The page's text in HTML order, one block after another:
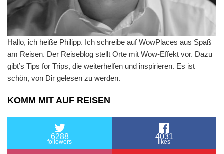
Hallo, ich heiße Philipp. Ich schreibe auf WowPlaces aus Spaß
am Reisen. Der Reiseblog stellt Orte mit Wow-Effekt vor. Dazu
gibt’s Tips for Trips, die weiterhelfen und inspirieren. Es ist
schön, von Dir gelesen zu werden.
KOMM MIT AUF REISEN
6288
followers
4031
likes